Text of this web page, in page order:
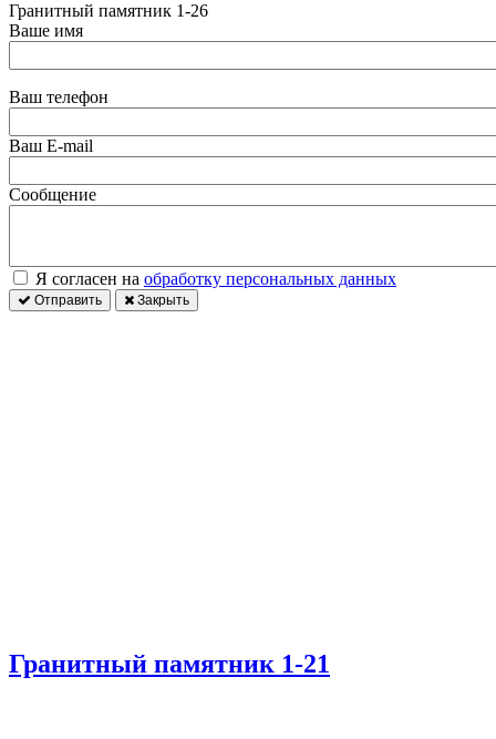
Гранитный памятник 1-26
Ваше имя
Ваш телефон
Ваш E-mail
Сообщение
Я согласен на обработку персональных данных
Отправить Закрыть
Гранитный памятник 1-21